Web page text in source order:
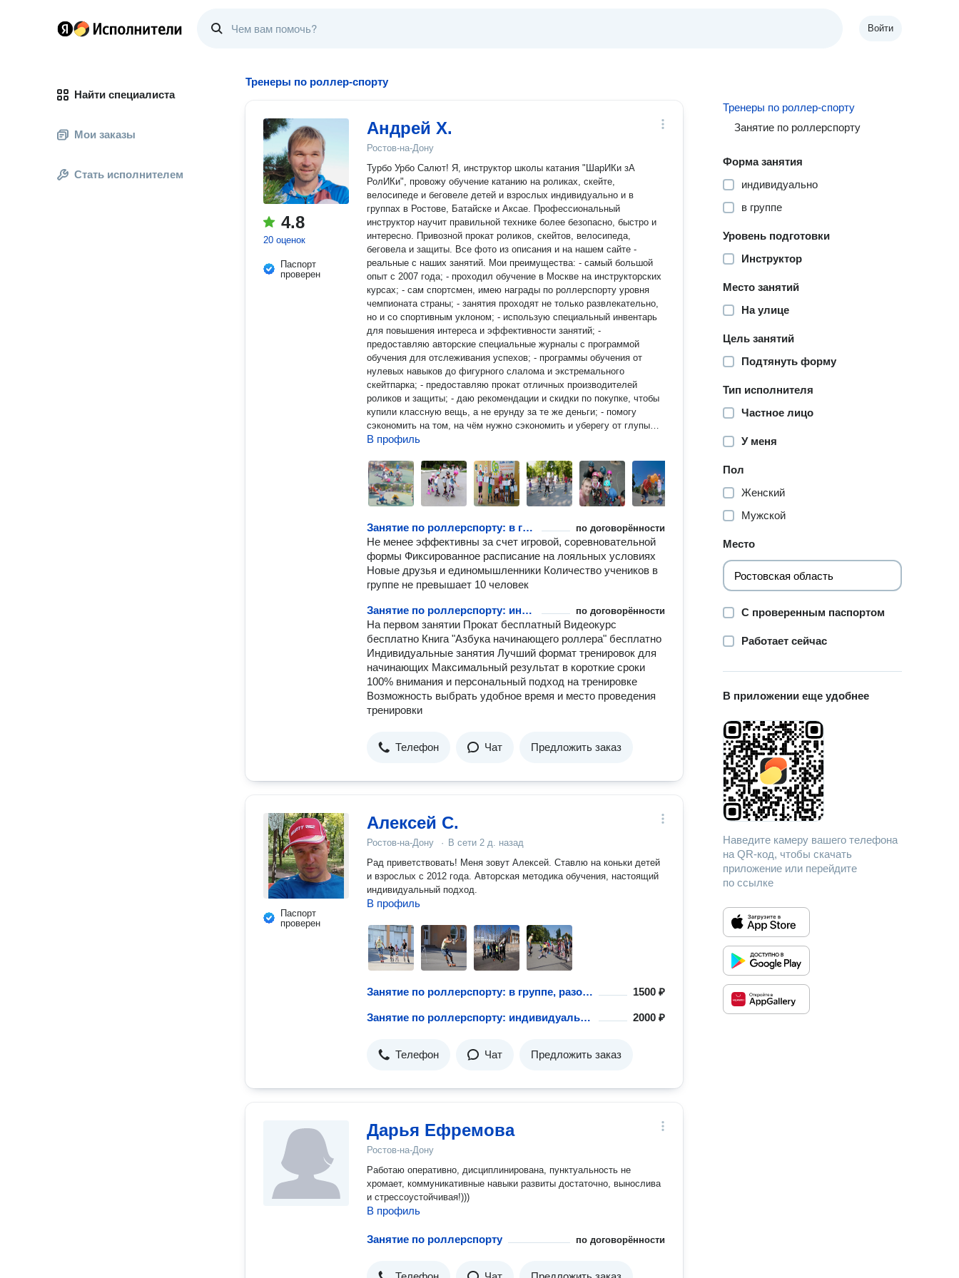
Войти
Найти специалиста
Мои заказы
Стать исполнителем
Тренеры по роллер-спорту
4.8
20 оценок
Паспорт
проверен
Андрей Х.
Ростов-на-Дону
Турбо Урбо Салют! Я, инструктор школы катания "ШарИКи зА
РолИКи", провожу обучение катанию на роликах, скейте,
велосипеде и беговеле детей и взрослых индивидуально и в
группах в Ростове, Батайске и Аксае. Профессиональный
инструктор научит правильной технике более безопасно, быстро и
интересно. Привозной прокат роликов, скейтов, велосипеда,
беговела и защиты. Все фото из описания и на нашем сайте -
реальные с наших занятий. Мои преимущества: - самый большой
опыт с 2007 года; - проходил обучение в Москве на инструкторских
курсах; - сам спортсмен, имею награды по роллерспорту уровня
чемпионата страны; - занятия проходят не только развлекательно,
но и со спортивным уклоном; - использую специальный инвентарь
для повышения интереса и эффективности занятий; -
предоставляю авторские специальные журналы с программой
обучения для отслеживания успехов; - программы обучения от
нулевых навыков до фигурного слалома и экстремального
скейтпарка; - предоставляю прокат отличных производителей
роликов и защиты; - даю рекомендации и скидки по покупке, чтобы
купили классную вещь, а не ерунду за те же деньги; - помогу
сэкономить на том, на чём нужно сэкономить и уберегу от глупых
трат из-за незнания; - предоставляю отснятый собственноручно
предоставляю издававшуюся книгу своего авторства про обучение
катанию; - выезжаю в большинство районов Ростова, Батайска и
Аксая; - фотографирую, могу отснять видео и смонтировать
видеоролик; - консультирую вне занятий при наличии свободного
и трехлетнему малышу; - своих детей не заставлял кататься, сами
на роликах с 1,5 лет; - сам катаюсь на всём и подскажу как после
роликов легко освоить коньки и лыжи, а после скейта - сноуборд и
сёрфинг; - имею высшее инженерное образование, продолжаю
работать по специальности, поэтому могу грамотно и понятно
если возникают трудности; - пунктуален и ответственен; - расскажу
о катании, как об активном отдыхе, международном спорте и даже
путешествиях в других странах; - страхую, поддерживаю,
вдохновляю, заинтересовываю и кайфую вместе с вами. Открытые
площадки, на которых проходят занятия: Северный Западный
Центр, парк Революции Студенческий парк ДГТУ Гребной канал
Сельмаш, парк Островского Суворовский Батайск Аксай Мега
Аксай - крытый скейтпарк Индивидуально можно и на других
не только технику катания и порядок выполнения упражнений, но и
и потом собрать из них правильную технику катания.
В профиль
Занятие по роллерспорту: в группе по договорённости
Не менее эффективны за счет игровой, соревновательной
формы Фиксированное расписание на лояльных условиях
Новые друзья и единомышленники Количество учеников в
группе не превышает 10 человек
Занятие по роллерспорту: индивидуально по договорённости
На первом занятии Прокат бесплатный Видеокурс
бесплатно Книга "Азбука начинающего роллера" бесплатно
Индивидуальные занятия Лучший формат тренировок для
начинающих Максимальный результат в короткие сроки
100% внимания и персональный подход на тренировке
Возможность выбрать удобное время и место проведения
тренировки
Телефон Чат Предложить заказ
Паспорт
проверен
Алексей С.
Ростов-на-Дону · В сети 2 д. назад
Рад приветствовать! Меня зовут Алексей. Ставлю на коньки детей
и взрослых с 2012 года. Авторская методика обучения, настоящий
индивидуальный подход.
В профиль
Занятие по роллерспорту: в группе, разовое занятие 1500 ₽
Занятие по роллерспорту: индивидуально, разовое занятие 2000 ₽
Телефон Чат Предложить заказ
Дарья Ефремова
Ростов-на-Дону
Работаю оперативно, дисциплинирована, пунктуальность не
хромает, коммуникативные навыки развиты достаточно, вынослива
и стрессоустойчивая!)))
В профиль
Занятие по роллерспорту по договорённости
Тренеры по роллер-спорту
Занятие по роллерспорту
Форма занятия
индивидуально
в группе
Уровень подготовки
Инструктор
Место занятий
На улице
Цель занятий
Подтянуть форму
Тип исполнителя
Частное лицо
У меня
Пол
Женский
Мужской
Место
С проверенным паспортом
Работает сейчас
В приложении еще удобнее
Наведите камеру вашего телефона
на QR-код, чтобы скачать
приложение или перейдите
по ссылке